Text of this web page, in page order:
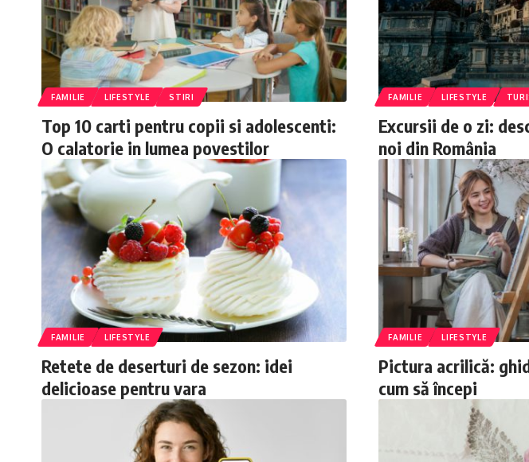
FAMILIE LIFESTYLE STIRI
Top 10 carti pentru copii si adolescenti:
O calatorie in lumea povestilor
FAMILIE LIFESTYLE
Excursii de o zi:
noi din România
FAMILIE LIFESTYLE
Retete de deserturi de sezon: idei
delicioase pentru vara
FAMILIE LIFESTYLE
Pictura acrilică:
cum să începi